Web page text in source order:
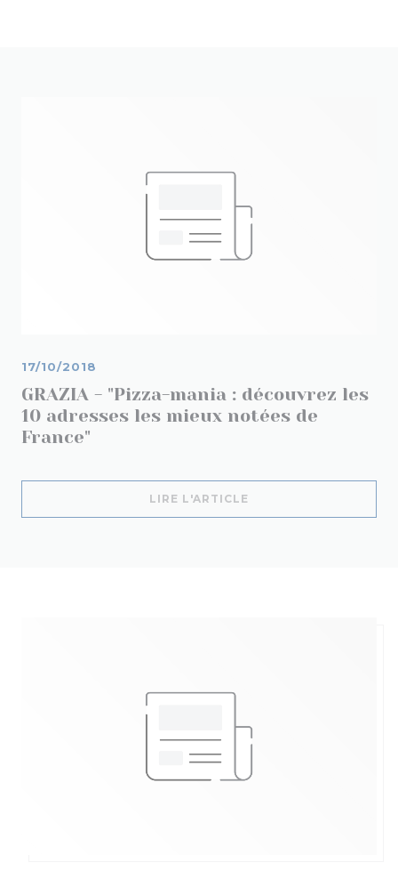
GRAZIA - "Pizza-mania : découvrez les
10 adresses les mieux notées de
France"
17/10/2018
LIRE L'ARTICLE